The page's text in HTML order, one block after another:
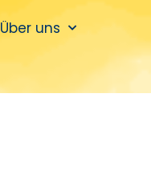
Über uns